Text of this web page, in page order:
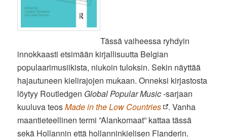
Tässä vaiheessa ryhdyin
innokkaasti etsimään kirjallisuutta Belgian
populaarimusiikista, niukoin tuloksin. Sekin näyttää
hajautuneen kielirajojen mukaan. Onneksi kirjastosta
löytyy Routledgen Global Popular Music-sarjaan
kuuluva teosMade in the Low Countries
. Vanha
maantieteellinen termi ”Alankomaat” kattaa tässä
sekä Hollannin että hollanninkielisen Flanderin.